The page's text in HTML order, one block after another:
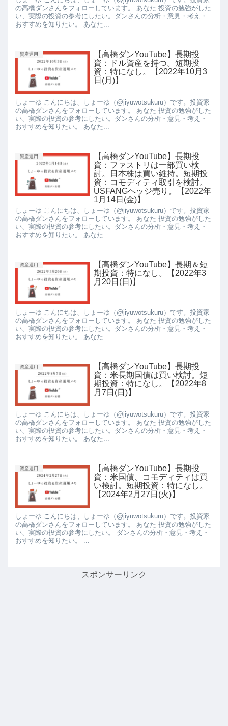
の高橋ダンさんをフォローしています。 あなた 投資の勉強がした
い、実際の投資の参考にしたい。ダンさんの分析・意見・考え・
おすすめを知りたい。 あなた...
資産運用
【高橋ダンYouTube】長期投
資：ドル資産を持つ。短期投
資：特になし。【2022年10月3
日(月)】
しょーゆ こんにちは、しょーゆ（@jiyuwotsukuru）です。投資家
の高橋ダンさんをフォローしています。 あなた 投資の勉強がした
い、実際の投資の参考にしたい。ダンさんの分析・意見・考え・
おすすめを知りたい。 あなた...
資産運用
【高橋ダンYouTube】長期投
資：ファストリは一部買い検
討。日本株は買い維持。短期投
資：コモディティ取引を検討。
USFANGヘッジ売り。【2022年
1月14日(金)】
しょーゆ こんにちは、しょーゆ（@jiyuwotsukuru）です。投資家
の高橋ダンさんをフォローしています。 あなた 投資の勉強がした
い、実際の投資の参考にしたい。ダンさんの分析・意見・考え・
おすすめを知りたい。 あなた...
資産運用
【高橋ダンYouTube】長期＆短
期投資：特になし。【2022年3
月20日(日)】
しょーゆ こんにちは、しょーゆ（@jiyuwotsukuru）です。投資家
の高橋ダンさんをフォローしています。 あなた 投資の勉強がした
い、実際の投資の参考にしたい。ダンさんの分析・意見・考え・
おすすめを知りたい。 あなた...
資産運用
【高橋ダンYouTube】長期投
資：米長期国債は買い検討。短
期投資：特になし。【2022年8
月7日(日)】
しょーゆ こんにちは、しょーゆ（@jiyuwotsukuru）です。投資家
の高橋ダンさんをフォローしています。 あなた 投資の勉強がした
い、実際の投資の参考にしたい。ダンさんの分析・意見・考え・
おすすめを知りたい。 あなた...
資産運用
【高橋ダンYouTube】長期投
資：米国債、コモディティは買
い検討。短期投資：特になし。
【2024年2月27日(火)】
しょーゆ こんにちは、しょーゆ（@jiyuwotsukuru）です。投資家
の高橋ダンさんをフォローしています。 あなた 投資の勉強がした
い、実際の投資の参考にしたい。 ダンさんの分析・意見・考え・
おすすめを知りたい。 ...
スポンサーリンク